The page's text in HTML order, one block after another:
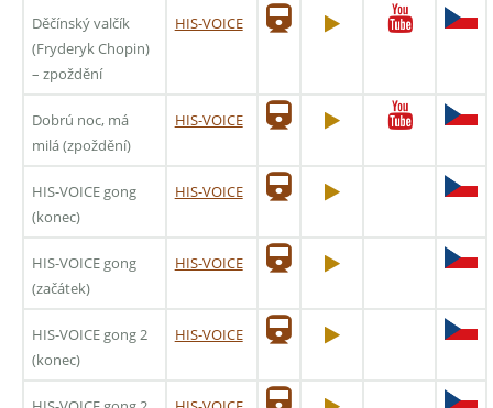
Děčínský valčík
(Fryderyk Chopin)
– zpoždění
HIS-VOICE
Dobrú noc, má
milá (zpoždění)
HIS-VOICE
HIS-VOICE gong
(konec)
HIS-VOICE
HIS-VOICE gong
(začátek)
HIS-VOICE
HIS-VOICE gong 2
(konec)
HIS-VOICE